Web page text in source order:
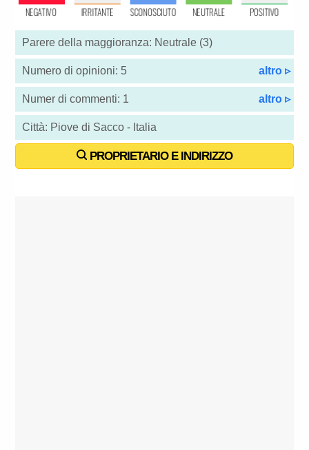
Parere della maggioranza: Neutrale (3)
Numero di opinioni: 5 altro ▹
Numer di commenti: 1 altro ▹
Città: Piove di Sacco - Italia
PROPRIETARIO E INDIRIZZO